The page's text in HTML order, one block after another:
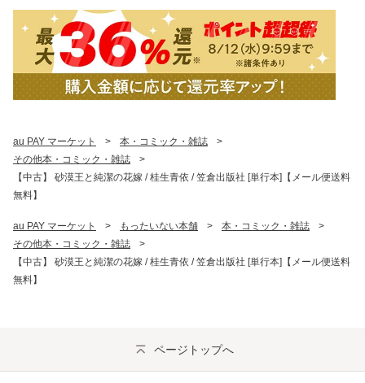
au PAY マーケット > 本・コミック・雑誌
>
その他本・コミック・雑誌
>
【中古】 砂漠王と純潔の花嫁 / 桂生青依 / 笠倉出版社 [単行本]【メール便送料
無料】
au PAY マーケット > もったいない本舗 > 本・コミック・雑誌
>
その他本・コミック・雑誌
>
【中古】 砂漠王と純潔の花嫁 / 桂生青依 / 笠倉出版社 [単行本]【メール便送料
無料】
ページトップへ